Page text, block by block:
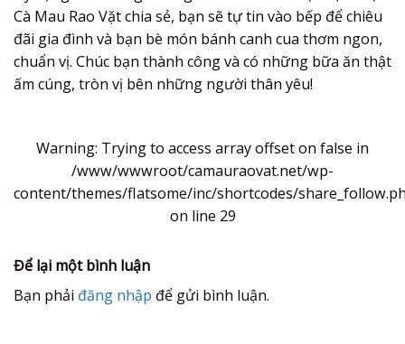
Cà Mau Rao Vặt chia sẻ, bạn sẽ tự tin vào bếp để chiêu
đãi gia đình và bạn bè món bánh canh cua thơm ngon,
chuẩn vị. Chúc bạn thành công và có những bữa ăn thật
ấm cúng, tròn vị bên những người thân yêu!
Warning: Trying to access array offset on false in
/www/wwwroot/camauraovat.net/wp-
content/themes/flatsome/inc/shortcodes/
on line 29
Để lại một bình luận
Bạn phải đăng nhập để gửi bình luận.